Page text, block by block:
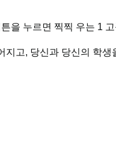
을 누르면 찍찍 우는 1
고, 당신과 당신의 학